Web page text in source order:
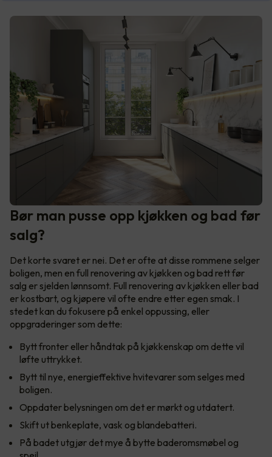
Bør man pusse opp kjøkken og bad før
salg?
Det korte svaret er nei. Det er ofte at disse rommene selger
boligen, men en full renovering av kjøkken og bad rett før
salg er sjelden lønnsomt. Full renovering av kjøkken eller bad
er kostbart, og kjøpere vil ofte endre etter egen smak. I
stedet kan du fokusere på enkel oppussing, eller
oppgraderinger som dette:
Bytt fronter eller håndtak på kjøkkenskap om dette vil
løfte uttrykket.
Bytt til nye, energieffektive hvitevarer som selges med
boligen.
Oppdater belysningen om det er mørkt og utdatert.
Skift ut benkeplate, vask og blandebatteri.
På badet utgjør det mye å bytte baderomsmøbel og